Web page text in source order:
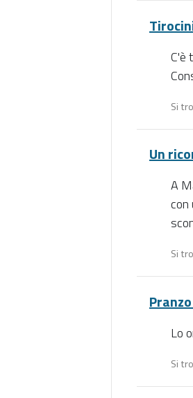
C'è
Si
Un
A
con
Si
Lo
Si